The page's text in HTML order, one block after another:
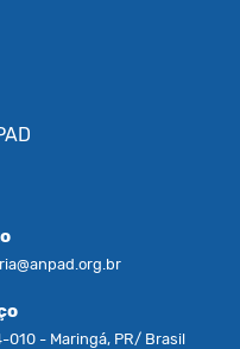
010 - Maringá, PR/ Brasil